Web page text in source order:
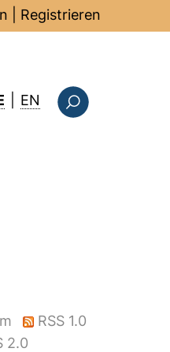
Registrieren
EN : this page in
RSS 1.0
2.0